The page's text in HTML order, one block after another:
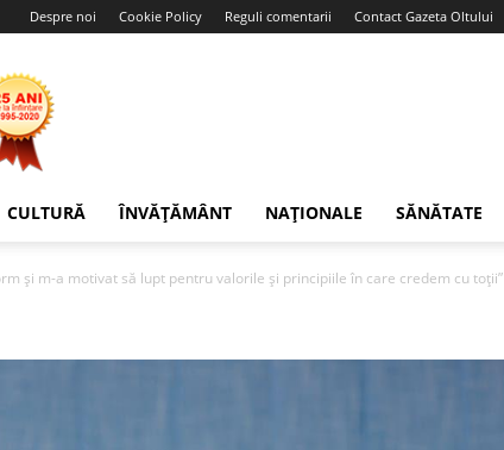
Despre noi Cookie Policy Reguli comentarii Contact Gazeta Oltului
CULTURĂ ÎNVĂȚĂMÂNT NAȚIONALE SĂNĂTATE
și m-a motivat să lupt pentru valorile și principiile în care credem cu toții”